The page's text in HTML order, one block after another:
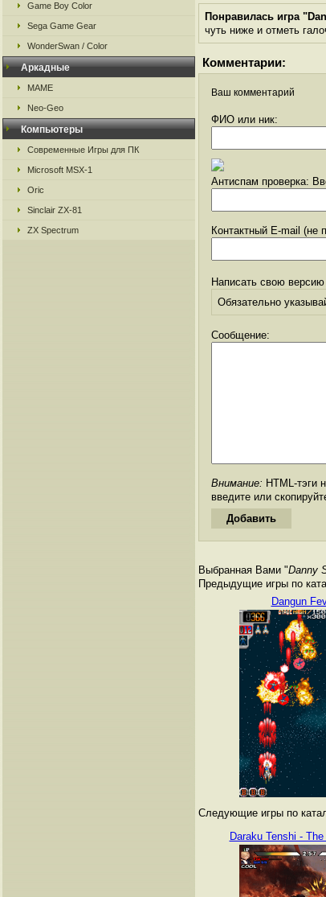
Game Boy Color
Sega Game Gear
WonderSwan / Color
Аркадные
MAME
Neo-Geo
Компьютеры
Современные Игры для ПК
Microsoft MSX-1
Oric
Sinclair ZX-81
ZX Spectrum
Понравилась игра
чуть ниже и отметь
Комментарии:
Ваш комментарий
ФИО или ник:
Антиспам проверка:
Контактный E-mail (не
Написать свою версию
Обязательно
Сообщение:
Внимание: HTML-тэги
введите или
Выбранная Вами "Danny
Предыдущие игры по
Dangun
Следующие игры по
Daraku Tenshi -